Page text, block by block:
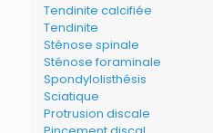
Tendinite calcifiée
Tendinite
Sténose spinale
Sténose foraminale
Spondylolisthésis
Sciatique
Protrusion discale